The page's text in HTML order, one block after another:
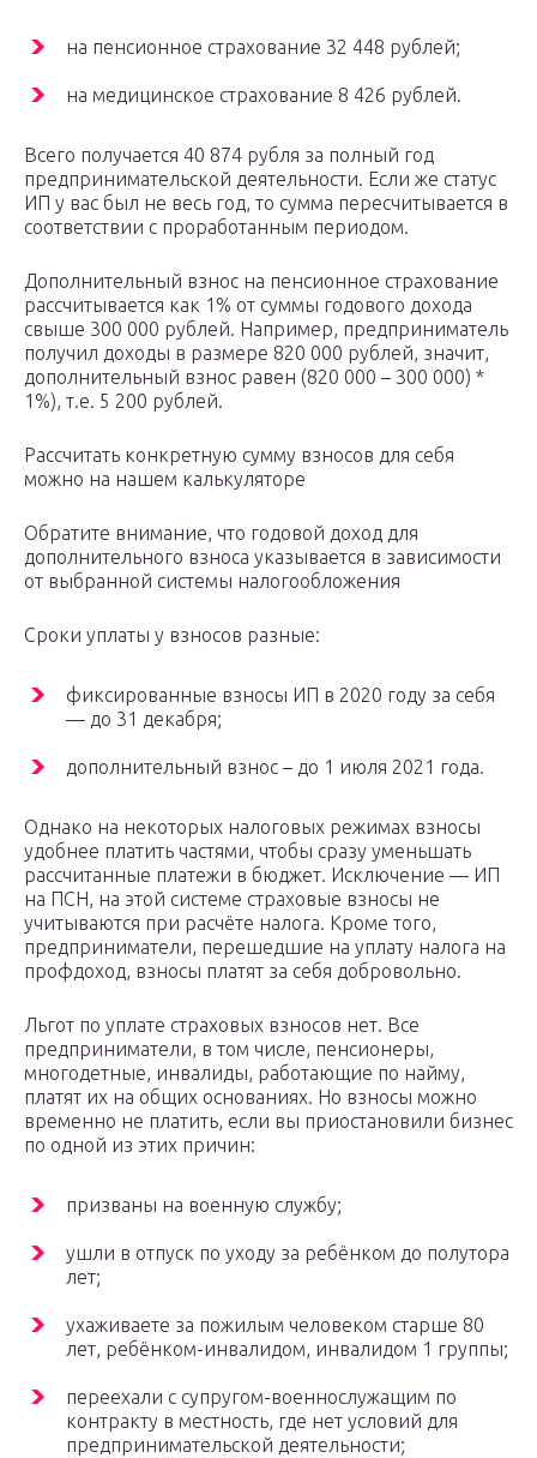
на пенсионное страхование 32 448 рублей;
на медицинское страхование 8 426 рублей.
Всего получается 40 874 рубля за полный год
предпринимательской деятельности. Если же статус
ИП у вас был не весь год, то сумма пересчитывается в
соответствии с проработанным периодом.
Дополнительный взнос на пенсионное страхование
рассчитывается как 1% от суммы годового дохода
свыше 300 000 рублей. Например, предприниматель
получил доходы в размере 820 000 рублей, значит,
дополнительный взнос равен (820 000 – 300 000) *
1%), т.е. 5 200 рублей.
Рассчитать конкретную сумму взносов для себя
можно на нашем калькуляторе
Обратите внимание, что годовой доход для
дополнительного взноса указывается в зависимости
от выбранной системы налогообложения
Сроки уплаты у взносов разные:
фиксированные взносы ИП в 2020 году за себя
— до 31 декабря;
дополнительный взнос – до 1 июля 2021 года.
Однако на некоторых налоговых режимах взносы
удобнее платить частями, чтобы сразу уменьшать
рассчитанные платежи в бюджет. Исключение — ИП
на ПСН, на этой системе страховые взносы не
учитываются при расчёте налога. Кроме того,
предприниматели, перешедшие на уплату налога на
профдоход, взносы платят за себя добровольно.
Льгот по уплате страховых взносов нет. Все
предприниматели, в том числе, пенсионеры,
многодетные, инвалиды, работающие по найму,
платят их на общих основаниях. Но взносы можно
временно не платить, если вы приостановили бизнес
по одной из этих причин:
призваны на военную службу;
ушли в отпуск по уходу за ребёнком до полутора
лет;
ухаживаете за пожилым человеком старше 80
лет, ребёнком-инвалидом, инвалидом 1 группы;
переехали с супругом-военнослужащим по
контракту в местность, где нет условий для
предпринимательской деятельности;